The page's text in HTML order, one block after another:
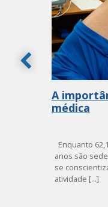
A
médica
Enquanto
anos são
se
atividade [...]